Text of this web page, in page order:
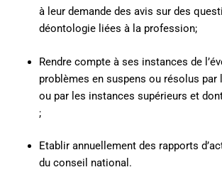
à leur demande des avis sur des
déontologie liées à la profession;
Rendre compte à ses instances de
problèmes en suspens ou résolus par
ou par les instances supérieurs et
;
Etablir annuellement des rapports
du conseil national.